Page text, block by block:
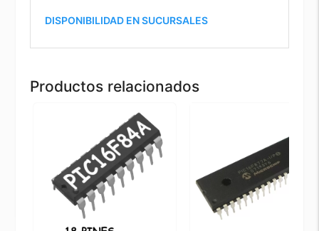
DISPONIBILIDAD EN SUCURSALES
Productos relacionados